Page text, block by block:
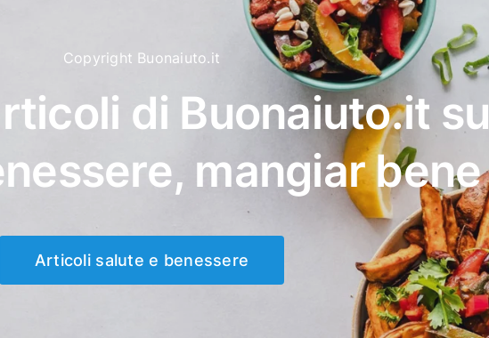
Copyright Buonaiuto.it
di Buonaiuto.it su
mangiar bene
Articoli salute e benessere